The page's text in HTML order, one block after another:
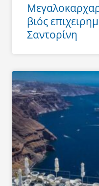
βιός
Σαντορίνη